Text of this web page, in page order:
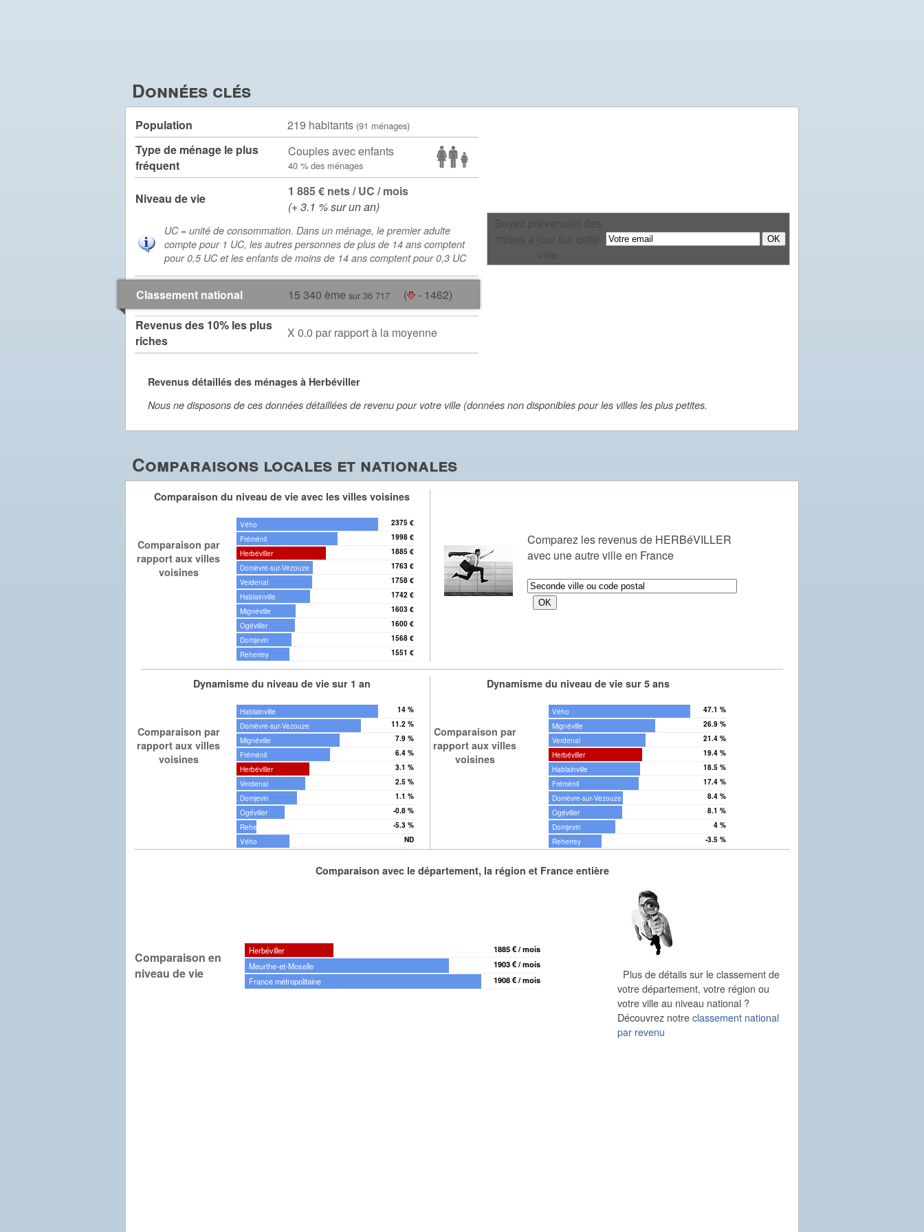
Données clés
Population 219 habitants (91 ménages)
Type de ménage le plus
fréquent
Couples avec enfants
40 % des ménages
Niveau de vie
1 885 € nets / UC / mois
(+ 3.1 % sur un an)
UC = unité de consommation. Dans un ménage, le premier adulte
compte pour 1 UC, les autres personnes de plus de 14 ans comptent
pour 0,5 UC et les enfants de moins de 14 ans comptent pour 0,3 UC
Classement national 15 340 ème sur 36 717 (
- 1462)
Revenus des 10% les plus
riches
X 0.0 par rapport à la moyenne
Revenus détaillés des ménages à Herbéviller
Nous ne disposons de ces données détaillées de revenu pour votre ville (données non disponibles pour les villes les plus petites.
Comparaisons locales et nationales
Comparaison du niveau de vie avec les villes voisines
Comparaison par
rapport aux villes
voisines
Vého 2375 €
Fréménil 1998 €
Herbéviller 1885 €
Domèvre-sur-Vezouze 1763 €
Verdenal 1758 €
Hablainville 1742 €
Mignéville 1603 €
Ogéviller 1600 €
Domjevin 1568 €
Reherrey 1551 €
Comparez les revenus de HERBéVILLER
avec une autre ville en France
Dynamisme du niveau de vie sur 1 an
Comparaison par
rapport aux villes
voisines
Hablainville 14 %
Domèvre-sur-Vezouze 11.2 %
Mignéville 7.9 %
Fréménil 6.4 %
Herbéviller 3.1 %
Verdenal 2.5 %
Domjevin 1.1 %
Ogéviller -0.8 %
Reherrey -5.3 %
Vého ND
Dynamisme du niveau de vie sur 5 ans
Comparaison par
rapport aux villes
voisines
Vého 47.1 %
Mignéville 26.9 %
Verdenal 21.4 %
Herbéviller 19.4 %
Hablainville 18.5 %
Fréménil 17.4 %
Domèvre-sur-Vezouze 8.4 %
Ogéviller 8.1 %
Domjevin 4 %
Reherrey -3.5 %
Comparaison avec le département, la région et France entière
Comparaison en
niveau de vie
Herbéviller
1885 € / mois
Meurthe-et-Moselle
1903 € / mois
France métropolitaine
1908 € / mois
Plus de détails sur le classement de
votre département, votre région ou
votre ville au niveau national ?
Découvrez notreclassement national
par revenu